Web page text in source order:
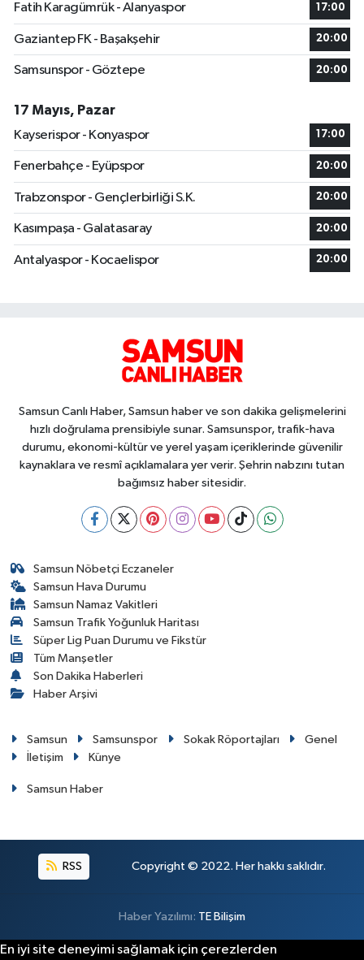
Fatih Karagümrük - Alanyaspor
17:00
Gaziantep FK - Başakşehir 20:00
Samsunspor - Göztepe 20:00
17 Mayıs, Pazar
Kayserispor - Konyaspor
17:00
Fenerbahçe - Eyüpspor 20:00
Trabzonspor - Gençlerbirliği S.K. 20:00
Kasımpaşa - Galatasaray 20:00
Antalyaspor - Kocaelispor 20:00
Samsun Canlı Haber, Samsun haber ve son dakika gelişmelerini
hızlı doğrulama prensibiyle sunar. Samsunspor, trafik-hava
durumu, ekonomi-kültür ve yerel yaşam içeriklerinde güvenilir
kaynaklara ve resmî açıklamalara yer verir. Şehrin nabzını tutan
bağımsız haber sitesidir.
Samsun Nöbetçi Eczaneler
Samsun Hava Durumu
Samsun Namaz Vakitleri
Samsun Trafik Yoğunluk Haritası
Süper Lig Puan Durumu ve Fikstür
Tüm Manşetler
Son Dakika Haberleri
Haber Arşivi
Samsun Samsunspor Sokak Röportajları
Genel
İletişim
Künye
Samsun Haber
RSS Copyright © 2022. Her hakkı saklıdır.
Haber Yazılımı: TE Bilişim
En iyi site deneyimi sağlamak için çerezlerden